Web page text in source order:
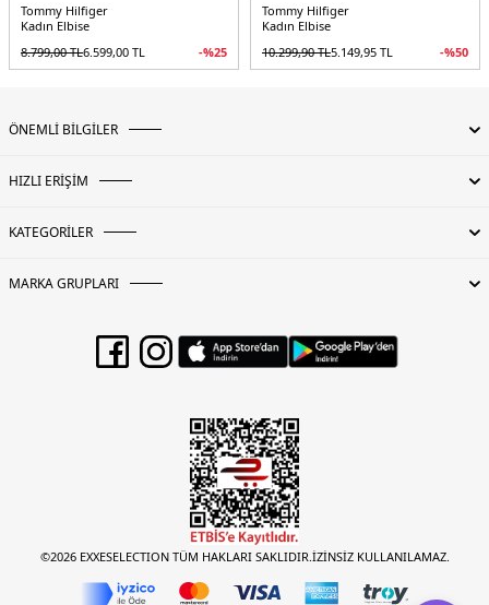
Tommy Hilfiger
Kadın Elbise
8.799,00TL6.599,00 TL -%25
Tommy Hilfiger
Kadın Elbise
10.299,90TL5.149,95 TL -%50
ÖNEMLİ BİLGİLER
HIZLI ERİŞİM
KATEGORİLER
MARKA GRUPLARI
©2026 EXXESELECTION TÜM HAKLARI SAKLIDIR.İZİNSİZ KULLANILAMAZ.